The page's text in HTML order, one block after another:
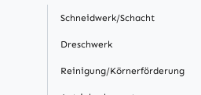
Schneidwerk/Schacht
Dreschwerk
Reinigung/Körnerförderung